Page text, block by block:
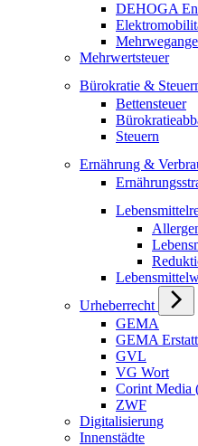
DEHOGA
Mehrwertsteuer
Bürokratie &
Bettensteuer
Steuern
Ernährung &
Urheberrecht
GEMA
GEMA
GVL
VG Wort
Corint Media
ZWF
Digitalisierung
Innenstädte